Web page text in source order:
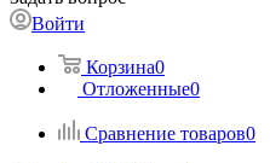
Войти
Корзина0
Отложенные0
Сравнение товаров0